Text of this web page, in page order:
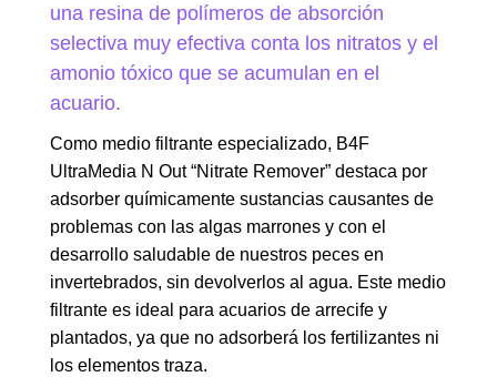
una resina de polímeros de absorción
selectiva muy efectiva conta los nitratos y el
amonio tóxico que se acumulan en el
acuario.
Como medio filtrante especializado, B4F
UltraMedia N Out “Nitrate Remover” destaca por
adsorber químicamente sustancias causantes de
problemas con las algas marrones y con el
desarrollo saludable de nuestros peces en
invertebrados, sin devolverlos al agua. Este medio
filtrante es ideal para acuarios de arrecife y
plantados, ya que no adsorberá los fertilizantes ni
los elementos traza.